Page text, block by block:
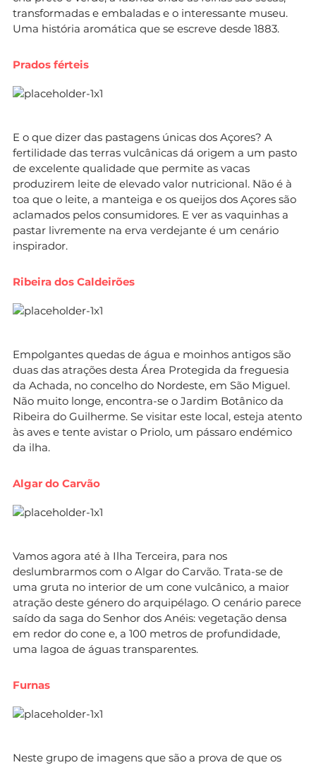
transformadas e embaladas e o interessante museu.
Uma história aromática que se escreve desde 1883.
Prados férteis
E o que dizer das pastagens únicas dos Açores? A
fertilidade das terras vulcânicas dá origem a um pasto
de excelente qualidade que permite as vacas
produzirem leite de elevado valor nutricional. Não é à
toa que o leite, a manteiga e os queijos dos Açores são
aclamados pelos consumidores. E ver as vaquinhas a
pastar livremente na erva verdejante é um cenário
inspirador.
Ribeira dos Caldeirões
Empolgantes quedas de água e moinhos antigos são
duas das atrações desta Área Protegida da freguesia
da Achada, no concelho do Nordeste, em São Miguel.
Não muito longe, encontra-se o Jardim Botânico da
Ribeira do Guilherme. Se visitar este local, esteja atento
às aves e tente avistar o Priolo, um pássaro endémico
da ilha.
Algar do Carvão
Vamos agora até à Ilha Terceira, para nos
deslumbrarmos com o Algar do Carvão. Trata-se de
uma gruta no interior de um cone vulcânico, a maior
atração deste género do arquipélago. O cenário parece
saído da saga do Senhor dos Anéis: vegetação densa
em redor do cone e, a 100 metros de profundidade,
uma lagoa de águas transparentes.
Furnas
Neste grupo de imagens que são a prova de que os